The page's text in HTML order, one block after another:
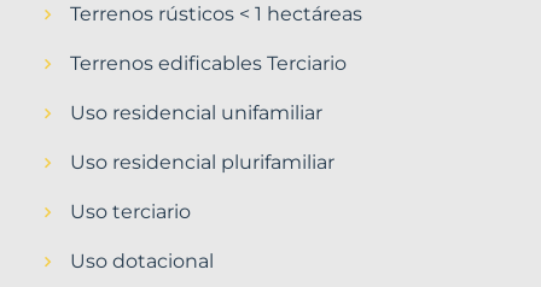
Terrenos rústicos < 1 hectáreas
Terrenos edificables Terciario
Uso residencial unifamiliar
Uso residencial plurifamiliar
Uso terciario
Uso dotacional